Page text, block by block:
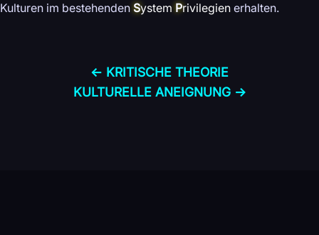
Kulturen im bestehenden System Privilegien erhalten.
← KRITISCHE THEORIE
KULTURELLE ANEIGNUNG →